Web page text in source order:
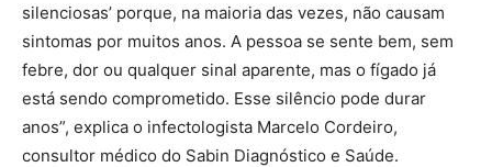
silenciosas’ porque, na maioria das vezes, não causam
sintomas por muitos anos. A pessoa se sente bem, sem
febre, dor ou qualquer sinal aparente, mas o fígado já
está sendo comprometido. Esse silêncio pode durar
anos”, explica o infectologista Marcelo Cordeiro,
consultor médico do Sabin Diagnóstico e Saúde.